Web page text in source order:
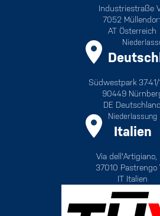
Industriestraße
7052
AT Österreich
Südwestpark 37-41/
90449
DE Deutschland
Niederlassung
Italien
Via dell'Artigiano,
37010 Pastrengo
IT Italien